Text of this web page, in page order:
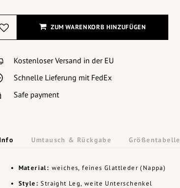
ZUM WARENKORB HINZUFÜGEN
Kostenloser Versand in der EU
Schnelle Lieferung mit FedEx
Safe payment
Info Umtausch & Rückgabe Größentabelle
Material: weiches, feines Glattleder (Nappa)
Style: Straight Leg, weite Unterschenkel